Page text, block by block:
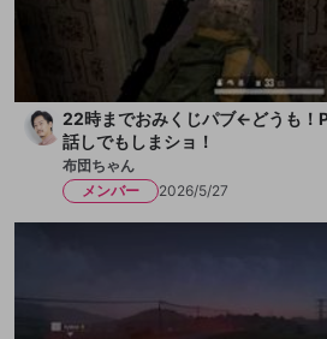
22時までおみくじパブ←どうも！
話しでもしまショ！
布団ちゃん
メンバー
2026/5/27